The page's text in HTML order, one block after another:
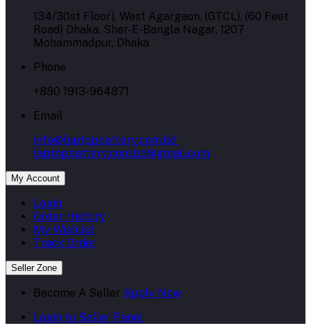
134/3(1st Floor), West Agargaon, (GTCL), (60 Feet
Road) Dhaka, Sher-E-Bangla Nagar, 1207
Mohammadpur, Dhaka
Phone
+880 1913-964871
Email
info@laptopbattery.com.bd'
laptopbattery.com.bd@gmail.com
My Account
Login
Order History
My Wishlist
Track Order
Seller Zone
Become A Seller Apply Now
Login to Seller Panel